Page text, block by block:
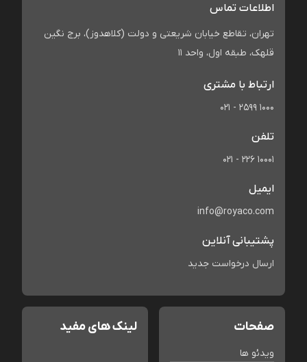
اطلاعات تماس
تهران، تقاطع خیابان شریعتی و دولت (کلاهدوز)، برج نگین
قلهک، طبقه اول، واحد 11
ارتباط با مشتری
021 - 2599 1000
تلفن
021 - 226 10001
ایمیل
info@royaco.com
پشتیبانی آنلاین
ارسال درخواست جدید
صفحات
ویدئو ها
لینک های مفید